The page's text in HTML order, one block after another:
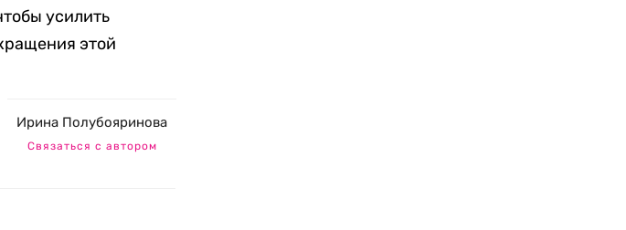
усилить
этой
Ирина Полубояринова
Связаться с автором